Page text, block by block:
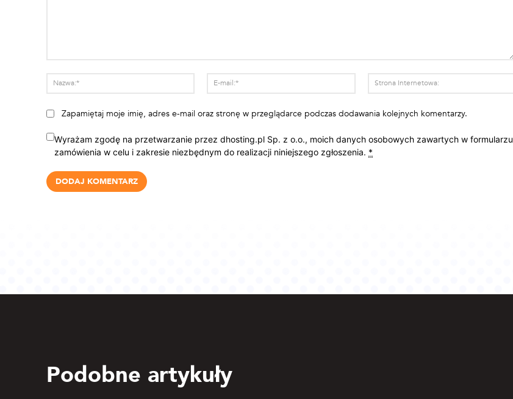
Nazwa:*
Zapamiętaj moje imię, adres e-mail oraz stronę w przeglądarce podczas dodawania kolejnych komentarzy.
Wyrażam zgodę na przetwarzanie przez dhosting.pl Sp. z o.o., moich danych osobowych zawartych w formularzu
zamówienia w celu i zakresie niezbędnym do realizacji niniejszego zgłoszenia. *
Podobne artykuły